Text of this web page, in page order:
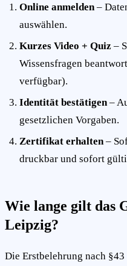
Online anmelden–
auswählen.
Kurzes Video + Quiz –
Wissensfragen
verfügbar).
Identität bestätigen–
gesetzlichen Vorgaben.
Zertifikat erhalten–
druckbar und sofort
Wie lange gilt das
Leipzig?
Die Erstbelehrung nach